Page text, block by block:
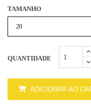
TAMANHO
QUANTIDADE
ADICIONAR AO